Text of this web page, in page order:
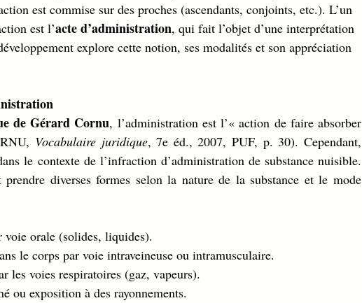
est commise sur des proches (ascendants, conjoints, etc.). L’un
est l’acte d’administration, qui fait l’objet d’une interprétation
explore cette notion, ses modalités et son appréciation
de Gérard Cornu, l’administration est l’« action de faire absorber
Vocabulaire juridique, 7e éd., 2007, PUF, p. 30). Cependant,
le contexte de l’infraction d’administration de substance nuisible.
diverses formes selon la nature de la substance et le mode
voie orale (solides, liquides).
le corps par voie intraveineuse ou intramusculaire.
les voies respiratoires (gaz, vapeurs).
ou exposition à des rayonnements.